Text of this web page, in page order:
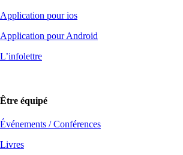
Application pour ios
Application pour Android
L’infolettre
Être équipé
Événements / Conférences
Livres